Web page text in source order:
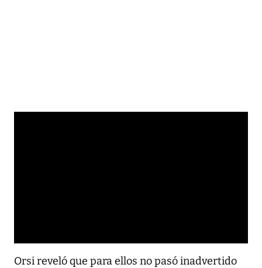
Orsi reveló que para ellos no pasó inadvertido